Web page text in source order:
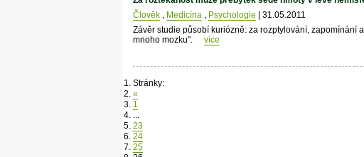
Člověk, Medicína, Psychologie | 31.05.2011
Závěr studie působí kuriózně: za rozptylování, zapomínání
mnoho mozku".
více
Stránky:
«
1
...
23
24
25